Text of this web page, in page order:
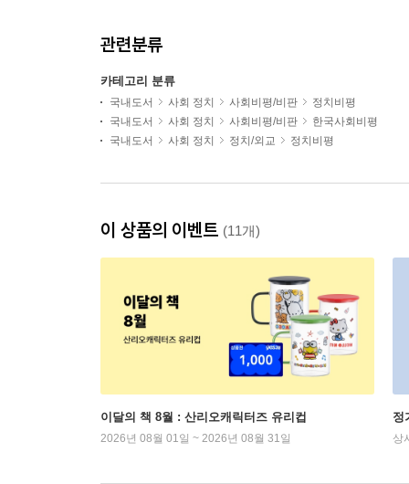
관련분류
카테고리 분류
국내도서 사회 정치 사회비평/비판
정치비평
국내도서
사회 정치 사회비평/비판
한국사회비평
국내도서
사회 정치 정치/외교 정치비평
이 상품의 이벤트 (11개)
이달의 책 8월 : 산리오캐릭터즈 유리컵
2026년 08월 01일 ~ 2026년 08월 31일
정
상